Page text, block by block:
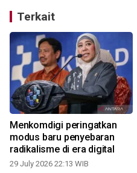
Terkait
Menkomdigi peringatkan
modus baru penyebaran
radikalisme di era digital
29 July 2026 22:13 WIB